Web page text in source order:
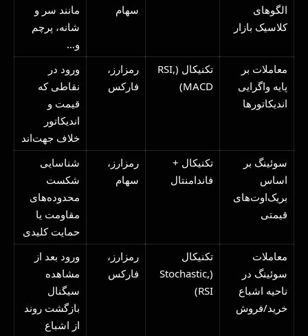
الگوهای
کلاسیک بازار
سهام
مانند سر و
شانه، پرچم
و…
معاملات بر
پایه واگرایی
اندیکاتورها
تکنیکال (RSI,
MACD)
رمزارز،
فارکس
ورود در
نقاطی که
قیمت و
اندیکاتور
خلاف جهت‌اند
سوئینگ بر
اساس
بریک‌اوت‌های
قیمتی
تکنیکال +
فاندامنتال
رمزارز،
سهام
شناسایی
شکست
محدوده‌های
مقاومت یا
حمایت کلیدی
معاملات
سوئینگ در
ناحیه اشباع
خرید/فروش
تکنیکال
(Stochastic,
RSI)
رمزارز،
فارکس
ورود بعد از
مشاهده
سیگنال
بازگشت روند
از اشباع